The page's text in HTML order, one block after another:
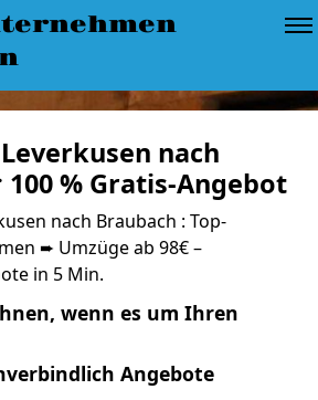
nach
% Gratis-Angebot
nach Braubach : Top-
➨ Umzüge ab 98€ –
in 5 Min.
wenn es um Ihren
Angebote